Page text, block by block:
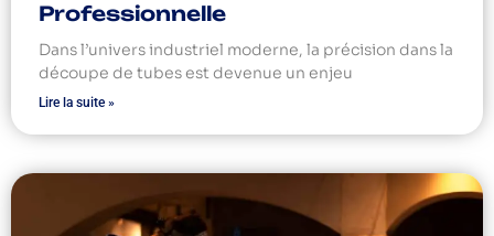
Professionnelle
Dans l’univers industriel moderne, la précision dans la
découpe de tubes est devenue un enjeu
Lire la suite »